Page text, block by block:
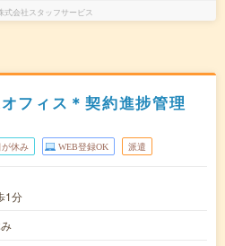
式会社スタッフサービス
フィス＊契約進捗管理
が休み WEB登録OK 派遣
1分